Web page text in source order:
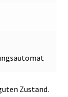
Zustand.